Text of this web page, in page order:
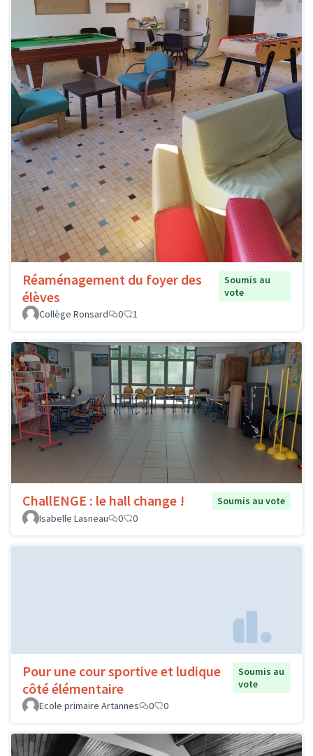
Réaménagement du foyer des
élèves
Soumis au
vote
Collège Ronsard
0 1
ChallENGE : le hall change !
Soumis au vote
Isabelle Lasneau
0 0
Pour une cour sportive et ludique
côté élémentaire
Soumis au
vote
Ecole primaire Artannes
0 0